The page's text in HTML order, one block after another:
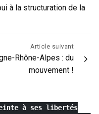
à la structuration de la
Article suivant
Rhône-Alpes : du
mouvement !
à ses libertés